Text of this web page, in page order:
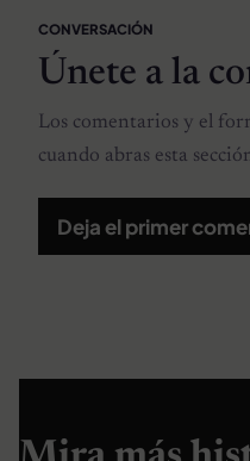
CONVERSACIÓN
Únete a la
Los comentarios y el
cuando abras esta
Deja el primer